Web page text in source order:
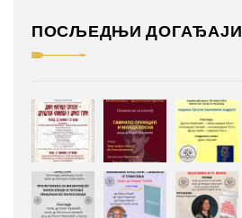
ПОСЉЕДЊИ ДОГАЂАЈИ